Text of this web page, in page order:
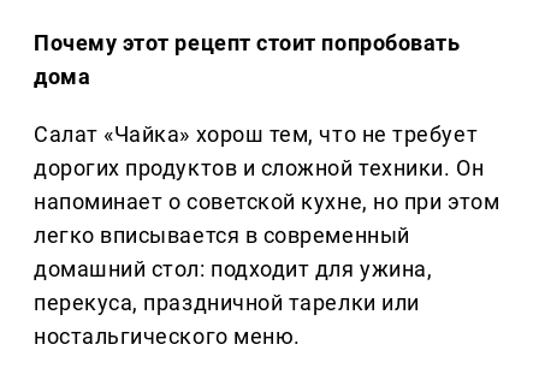
Почему этот рецепт стоит попробовать
дома
Салат «Чайка» хорош тем, что не требует
дорогих продуктов и сложной техники. Он
напоминает о советской кухне, но при этом
легко вписывается в современный
домашний стол: подходит для ужина,
перекуса, праздничной тарелки или
ностальгического меню.